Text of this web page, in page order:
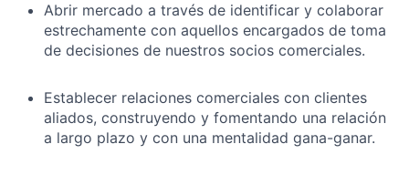
Abrir mercado a través de identificar y colaborar
estrechamente con aquellos encargados de toma
de decisiones de nuestros socios comerciales.
Establecer relaciones comerciales con clientes
aliados, construyendo y fomentando una relación
a largo plazo y con una mentalidad gana-ganar.